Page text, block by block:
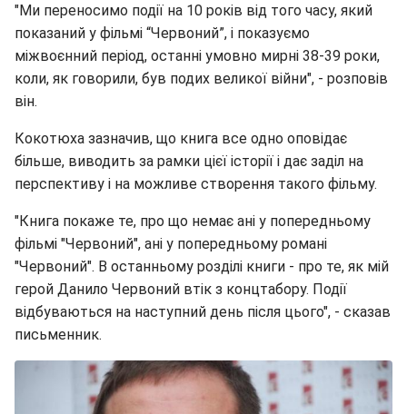
"Ми переносимо події на 10 років від того часу, який
показаний у фільмі “Червоний”, і показуємо
міжвоєнний період, останні умовно мирні 38-39 роки,
коли, як говорили, був подих великої війни", - розповів
він.
Кокотюха зазначив, що книга все одно оповідає
більше, виводить за рамки цієї історії і дає заділ на
перспективу і на можливе створення такого фільму.
"Книга покаже те, про що немає ані у попередньому
фільмі "Червоний", ані у попередньому романі
"Червоний". В останньому розділі книги - про те, як мій
герой Данило Червоний втік з концтабору. Події
відбуваються на наступний день після цього", - сказав
письменник.